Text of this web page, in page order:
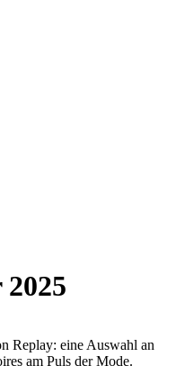
Replay: eine Auswahl an
am Puls der Mode.